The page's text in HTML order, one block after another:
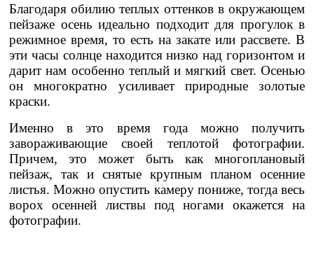
Благодаря обилию теплых оттенков в окружающем
пейзаже осень идеально подходит для прогулок в
режимное время, то есть на закате или рассвете. В
эти часы солнце находится низко над горизонтом и
дарит нам особенно теплый и мягкий свет. Осенью
он многократно усиливает природные золотые
краски.
Именно в это время года можно получить
завораживающие своей теплотой фотографии.
Причем, это может быть как многоплановый
пейзаж, так и снятые крупным планом осенние
листья. Можно опустить камеру пониже, тогда весь
ворох осенней листвы под ногами окажется на
фотографии.